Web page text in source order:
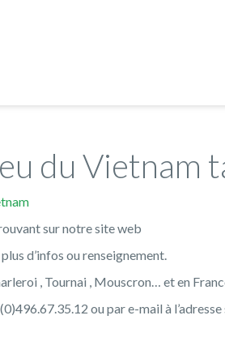
du Vietnam
sur notre site web
d’infos ou renseignement.
, Tournai , Mouscron… et en
ou par e-mail à